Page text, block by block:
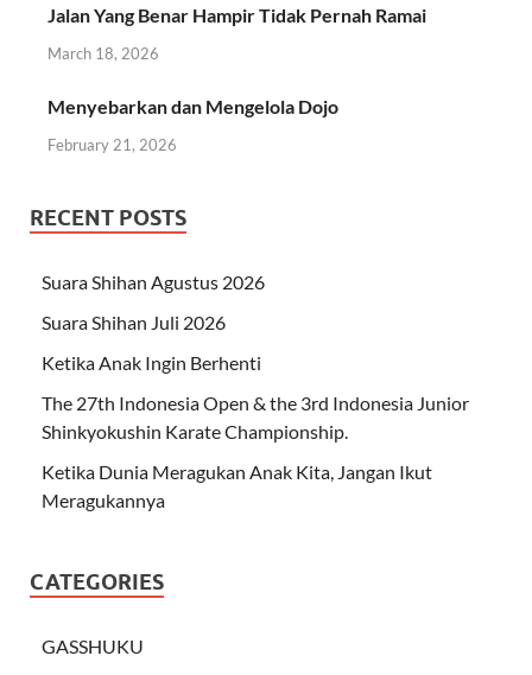
Jalan Yang Benar Hampir Tidak Pernah Ramai
March 18, 2026
Menyebarkan dan Mengelola Dojo
February 21, 2026
RECENT POSTS
Suara Shihan Agustus 2026
Suara Shihan Juli 2026
Ketika Anak Ingin Berhenti
The 27th Indonesia Open & the 3rd Indonesia Junior
Shinkyokushin Karate Championship.
Ketika Dunia Meragukan Anak Kita, Jangan Ikut
Meragukannya
CATEGORIES
GASSHUKU